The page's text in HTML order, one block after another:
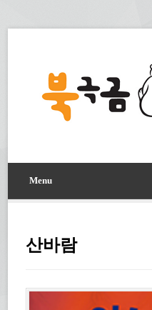
Menu
산바람